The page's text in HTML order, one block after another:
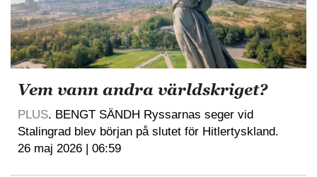
Vem vann andra världskriget?
PLUS. BENGT SÄNDH Ryssarnas seger vid
Stalingrad blev början på slutet för Hitlertyskland.
26 maj 2026 | 06:59